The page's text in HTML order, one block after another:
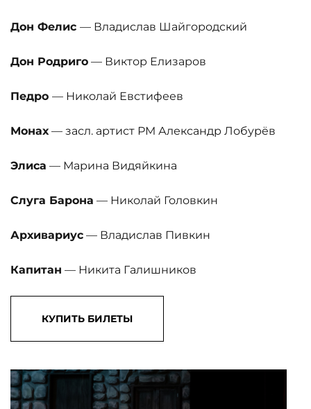
Дон Фелис — Владислав Шайгородский
Дон Родриго — Виктор Елизаров
Педро — Николай Евстифеев
Монах— засл. артист РМ Александр Лобурëв
Элиса — Марина Видяйкина
Слуга Барона — Николай Головкин
Архивариус — Владислав Пивкин
Капитан — Никита Галишников
КУПИТЬ БИЛЕТЫ